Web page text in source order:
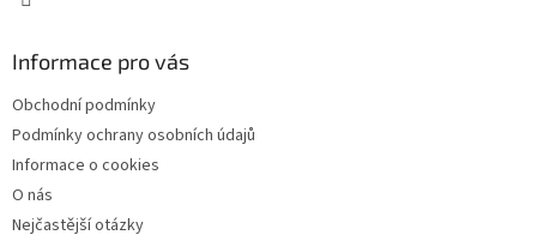
Informace pro vás
Obchodní podmínky
Podmínky ochrany osobních údajů
Informace o cookies
O nás
Nejčastější otázky